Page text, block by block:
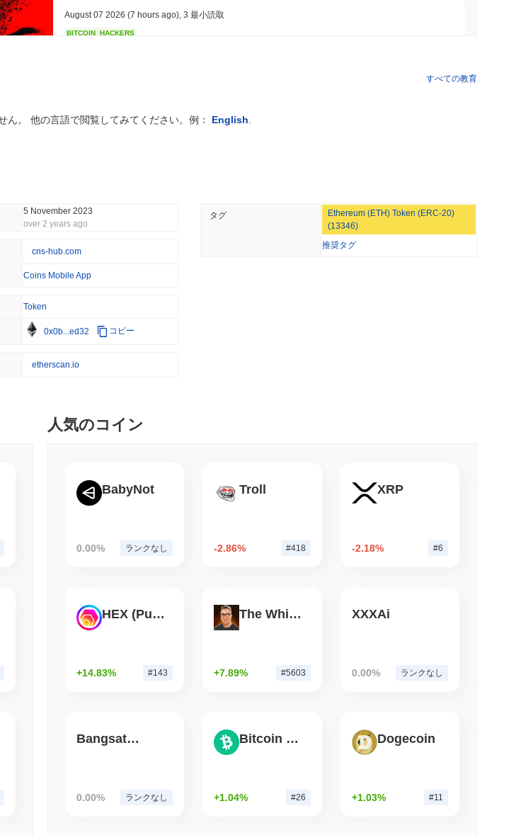
August 07 2026 (7 hours ago) 3 最小読取
BITCOIN HACKERS
STABLECOINS VISA
ロシア、暗号取引を合法化。ただし小売購入者は年間3,700ドルに制限
August 06 2026
ットを提供
August 06 2026
ウォール街の大手企業がCircleのArcブロックチェーンを確保
STABLECOINS CRYPTO REGULATIONS
すべての教育
ん。 他の言語で閲覧してみてください。例： English
5 November 2023
over 2 years ago
cns-hub.com
Coins Mobile App
Token
0x0b...ed32 コピー
etherscan.io
タグ
Ethereum (ETH) Token (ERC-20)
(13346)
推奨タグ
人気のコイン
BabyNot
0.00% ランクなし
Troll
-2.86% #418
XRP
-2.18% #6
HEX (Pulsechain)
+14.83% #143
The White Bull
+7.89% #5603
XXXAi
0.00% ランクなし
Bangsat 666
0.00% ランクなし
Bitcoin Cash
+1.04% #26
Dogecoin
+1.03% #11